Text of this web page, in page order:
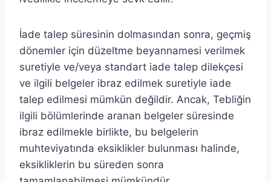
İade talep süresinin dolmasından sonra, geçmiş
dönemler için düzeltme beyannamesi verilmek
suretiyle ve/veya standart iade talep dilekçesi
ve ilgili belgeler ibraz edilmek suretiyle iade
talep edilmesi mümkün değildir. Ancak, Tebliğin
ilgili bölümlerinde aranan belgeler süresinde
ibraz edilmekle birlikte, bu belgelerin
muhteviyatında eksiklikler bulunması halinde,
eksikliklerin bu süreden sonra